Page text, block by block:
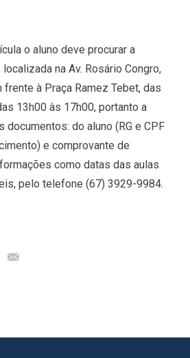
o aluno deve procurar a
localizada na Av. Rosário Congro,
frente à Praça Ramez Tebet, das
13h00 às 17h00, portanto a
do aluno (RG e CPF
e comprovante de
como datas das aulas
pelo telefone (67) 3929-9984.